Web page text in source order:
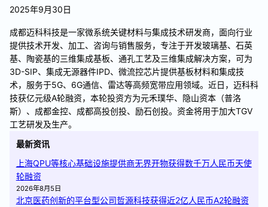
2025年9月30日
成都迈科科技是一家微系统关键材料与集成技术研发商，面向行业
提供技术开发、加工、咨询与销售服务，专注于开发玻璃基、石英
基、陶瓷基的三维集成基板、通孔工艺及三维集成解决方案，可为
3D-SIP、集成无源器件IPD、微流控芯片提供基板材料和集成技
术，服务于5G、6G通信、雷达等高频宽带应用领域。近日，迈科科
技获亿元级A轮融资，本轮投资方为元禾璞华、隐山资本（普洛
斯）、成都金控、成都高投创投、励石创投。资金将用于加大TGV
工艺研发及生产。
最新资讯
上海QPU等核心基础设施提供商无界开物获得数千万人民币天使
轮融资
2026年8月5日
北京医药创新的平台型公司哲源科技获得近2亿人民币A2轮融资